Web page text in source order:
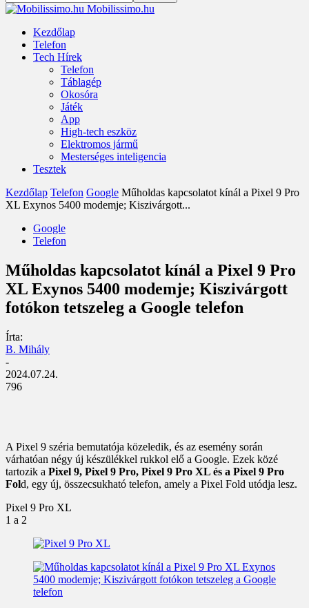
Mobilissimo.hu
Kezdőlap
Telefon
Tech Hírek
Telefon
Táblagép
Okosóra
Játék
App
High-tech eszköz
Elektromos jármű
Mesterséges inteligencia
Tesztek
Kezdőlap Telefon Google Műholdas kapcsolatot kínál a Pixel 9 Pro
XL Exynos 5400 modemje; Kiszivárgott...
Google
Telefon
Műholdas kapcsolatot kínál a Pixel 9 Pro
XL Exynos 5400 modemje; Kiszivárgott
fotókon tetszeleg a Google telefon
Írta:
B. Mihály
-
2024.07.24.
796
A Pixel 9 széria bemutatója közeledik, és az esemény során
várhatóan négy új készülékkel rukkol elő a Google. Ezek közé
tartozik a Pixel 9, Pixel 9 Pro, Pixel 9 Pro XL és a Pixel 9 Pro
Fold, egy új, összecsukható telefon, amely a Pixel Fold utódja lesz.
Pixel 9 Pro XL
1 a 2